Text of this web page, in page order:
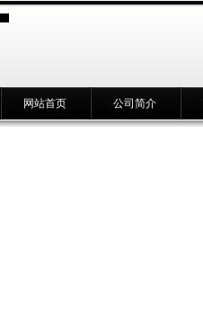
网站首页 公司简介